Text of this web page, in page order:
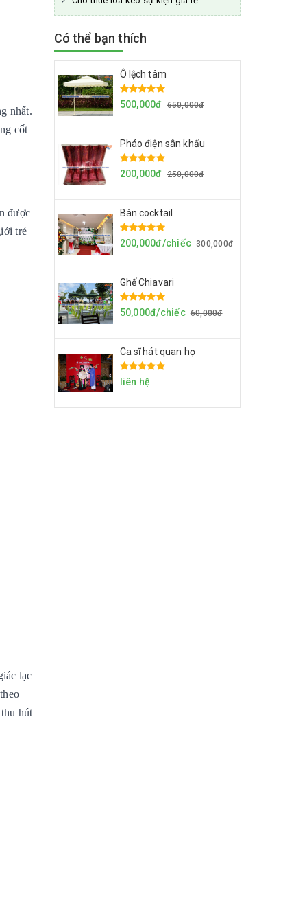
nhất.
cốt
được
trẻ
lạc
hút
Có thể bạn thích
Ô lệch tâm
500,000đ 650,000đ
Pháo điện sân khấu
200,000đ 250,000đ
Bàn cocktail
200,000đ/chiếc 300,000đ
Ghế Chiavari
50,000đ/chiếc 60,000đ
Ca sĩ hát quan họ
liên hệ